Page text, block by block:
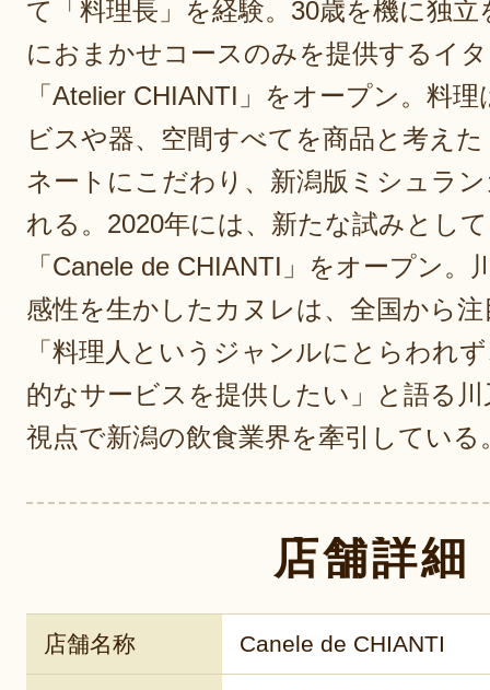
て「料理長」を経験。30歳を機に独立
におまかせコースのみを提供するイ
「Atelier CHIANTI」をオープン。料
ビスや器、空間すべてを商品と考え
ネートにこだわり、新潟版ミシュラ
れる。2020年には、新たな試みとし
「Canele de CHIANTI」をオープン。
感性を生かしたカヌレは、全国から
「料理人というジャンルにとらわれ
的なサービスを提供したい」と語る
視点で新潟の飲食業界を牽引している
店舗詳細
店舗名称 Canele de CHIANTI